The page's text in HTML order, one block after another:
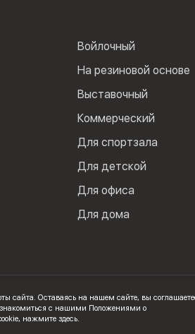
Войлочный
На резиновой основе
Выставочный
Коммерческий
Для спортзала
Для детской
Для офиса
Для дома
сайта. Оставаясь на нашем сайте, вы
с нашими Положениями о
нажмите здесь.